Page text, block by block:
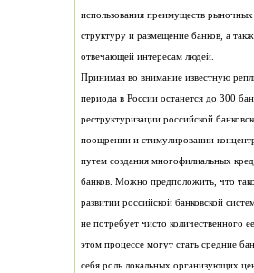
отвечающей интересам людей.